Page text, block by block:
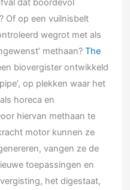
dat boordevol
Of op een vuilnisbelt
wegrot met als
methaan? The
biovergister ontwikkeld
op plekken waar het
horeca en
hiervan methaan te
motor kunnen ze
vangen ze de
toepassingen en
het digestaat,